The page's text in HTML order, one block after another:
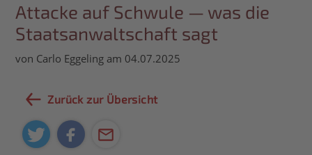
Attacke auf Schwule — was die
Staatsanwaltschaft sagt
von Carlo Eggeling am 04.07.2025
Zurück zur Übersicht